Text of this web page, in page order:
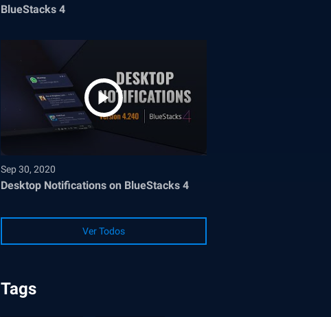
BlueStacks 4
Sep 30, 2020
Desktop Notifications on BlueStacks 4
Ver Todos
Tags